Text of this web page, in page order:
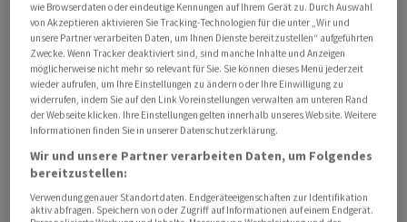
tägliche Belastungen durch die vielen Staus.
Fast 11 Millionen Autos und rund 2,5 Millionen
Lastwagen benutzten 2025 laut Autobahnbetreiber
Asfinag die mautpflichtige Autobahn. Nach
Berechnungen des Ökologie- und Verkehrsverbands
VCÖ fuhren vergangenes Jahr fast dreimal so viele Lkw
über den Brenner wie über alle Alpen-Transitstrecken
der Schweiz.
wie Browserdaten oder eindeutige Kennungen auf Ihrem Gerät zu. Durch Auswahl
von Akzeptieren aktivieren Sie Tracking-Technologien für die unter „Wir und
unsere Partner verarbeiten Daten, um Ihnen Dienste bereitzustellen“ aufgeführten
Zwecke. Wenn Tracker deaktiviert sind, sind manche Inhalte und Anzeigen
möglicherweise nicht mehr so relevant für Sie. Sie können dieses Menü jederzeit
wieder aufrufen, um Ihre Einstellungen zu ändern oder Ihre Einwilligung zu
widerrufen, indem Sie auf den Link Voreinstellungen verwalten am unteren Rand
der Webseite klicken. Ihre Einstellungen gelten innerhalb unseres Website. Weitere
Informationen finden Sie in unserer Datenschutzerklärung.
Wir und unsere Partner verarbeiten Daten, um Folgendes
bereitzustellen:
Verwendung genauer Standortdaten. Endgeräteeigenschaften zur Identifikation
aktiv abfragen. Speichern von oder Zugriff auf Informationen auf einem Endgerät.